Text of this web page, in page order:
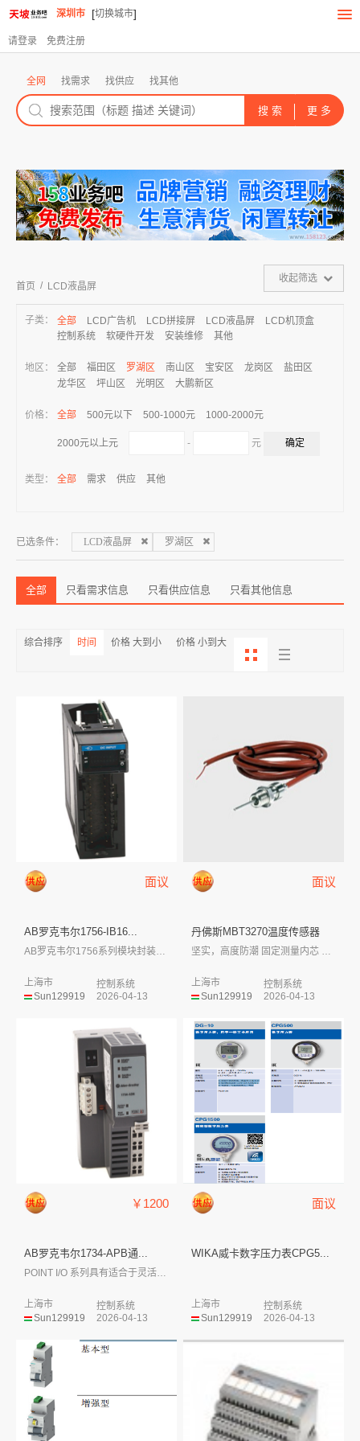
深圳市 [切换城市]
请登录 免费注册
全网 找需求 找供应 找其他
首页 / LCD液晶屏
收起筛选
子类： 全部 LCD广告机 LCD拼接屏 LCD液晶屏
LCD机顶盒
控制系统
软硬件开发 安装维修 其他
地区： 全部 福田区 罗湖区 南山区 宝安区 龙岗区
盐田区
龙华区
坪山区 光明区 大鹏新区
价格： 全部 500元以下 500-1000元 1000-2000元
2000元以上元 - 元
类型： 全部 需求 供应 其他
已选条件： LCD液晶屏 罗湖区
全部 只看需求信息 只看供应信息 只看其他信息
综合排序 时间 价格 大到小 价格 小到大
面议
AB罗克韦尔1756-IB16...
AB罗克韦尔1756系列模块封装外形小，...
Sun129919
上海市
控制系统
2026-04-13
面议
丹佛斯MBT3270温度传感器
坚实，高度防潮 固定测量内芯 黄铜或...
Sun129919
上海市
控制系统
2026-04-13
￥1200
AB罗克韦尔1734-APB通...
POINT I/O 系列具有适合于灵活及...
Sun129919
上海市
控制系统
2026-04-13
面议
WIKA威卡数字压力表CPG5...
Sun129919
上海市
控制系统
2026-04-13